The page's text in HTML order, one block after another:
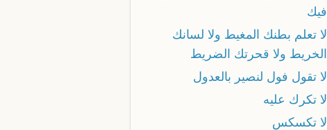
فيك
لا تعلم بطنك المغيط ولا لسانك
الخريط ولا قحرتك الضريط
لا تقول فول لنصير بالعدول
لا تكرك عليه
لا تكسكس